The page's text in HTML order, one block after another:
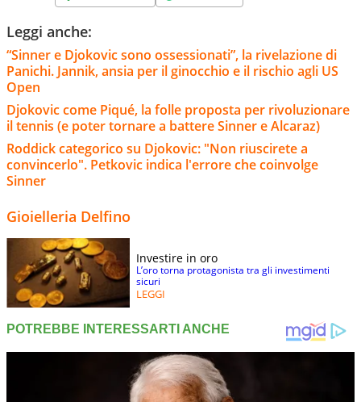
Leggi anche:
“Sinner e Djokovic sono ossessionati”, la rivelazione di
Panichi. Jannik, ansia per il ginocchio e il rischio agli US
Open
Djokovic come Piqué, la folle proposta per rivoluzionare
il tennis (e poter tornare a battere Sinner e Alcaraz)
Roddick categorico su Djokovic: "Non riuscirete a
convincerlo". Petkovic indica l'errore che coinvolge
Sinner
Gioielleria Delfino
Investire in oro
L’oro torna protagonista tra gli investimenti
sicuri
LEGGI